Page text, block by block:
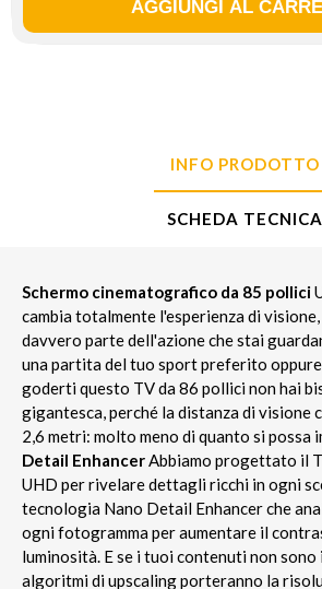
INFO PRODOTTO
SCHEDA TECNICA
Schermo cinematografico da 85 pollici
cambia totalmente l'esperienza di
davvero parte dell'azione che stai
una partita del tuo sport preferito
goderti questo TV da 86 pollici non hai
gigantesca, perché la distanza di visione
2,6 metri: molto meno di quanto si possa
Detail EnhancerAbbiamo progettato il
UHD per rivelare dettagli ricchi in ogni
tecnologia Nano Detail Enhancer che
ogni fotogramma per aumentare il
luminosità. E se i tuoi contenuti non
algoritmi di upscaling porteranno la